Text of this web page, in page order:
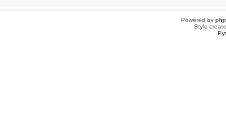
Powered by
Style